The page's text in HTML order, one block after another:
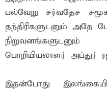
பல்வேறு சர்வதேச
தந்திரிகளுடனும் அதே
பொறியியலாளர்
இதன்போது